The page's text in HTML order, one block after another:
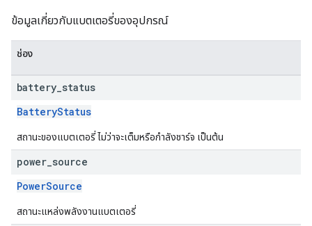
ข้อมูลเกี่ยวกับแบตเตอรี่ของอุปกรณ์
ช่อง
battery status
BatteryStatus
สถานะของแบตเตอรี่ ไม่ว่าจะเต็มหรือกำลังชาร์จ เป็นต้น
power source
PowerSource
สถานะแหล่งพลังงานแบตเตอรี่